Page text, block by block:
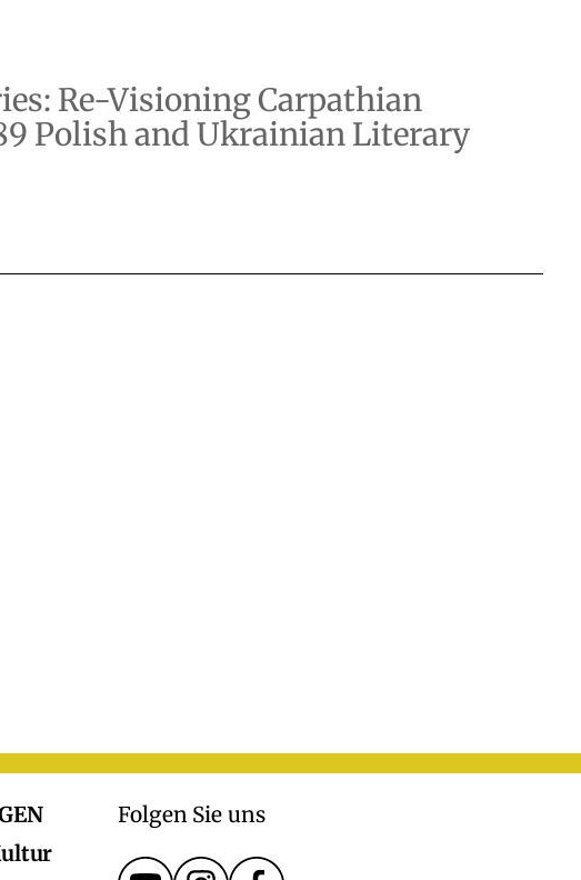
Re-Visioning Carpathian
Polish and Ukrainian Literary
Folgen Sie uns